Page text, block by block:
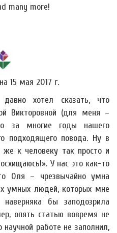
many more!
15 мая 2017 г.
хотел сказать, что
Викторовной (для меня –
за многие годы нашего
подходящего повода. Ну в
к человеку так просто и
У нас это как-то
Оля – чрезвычайно умна
умных людей, которых мне
наверняка бы заподозрила
опять статью вовремя не
работе не заполнил,